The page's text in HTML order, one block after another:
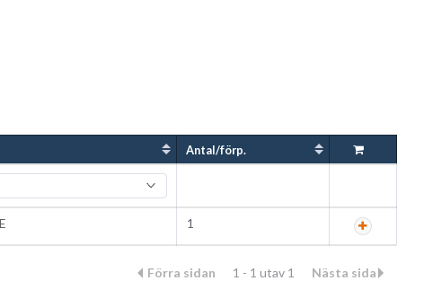
Antal/förp.
1
Förra sidan 1 - 1 utav 1 Nästa sida